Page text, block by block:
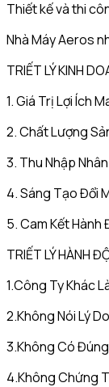
Thiết kế và thi
Nhà Máy Aeros
TRIẾT LÝ KINH
1. Giá Trị Lợi Ích
2. Chất Lượng
3. Thu Nhập
4. Sáng Tạo Đổi
5. Cam Kết Hành
TRIẾT LÝ HÀNH
1.Công Ty Khác
2.Không Nói Lý
3.Không Có Đúng
4.Không Chứng